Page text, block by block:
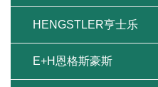
HENGSTLER亨士乐
E+H恩格斯豪斯